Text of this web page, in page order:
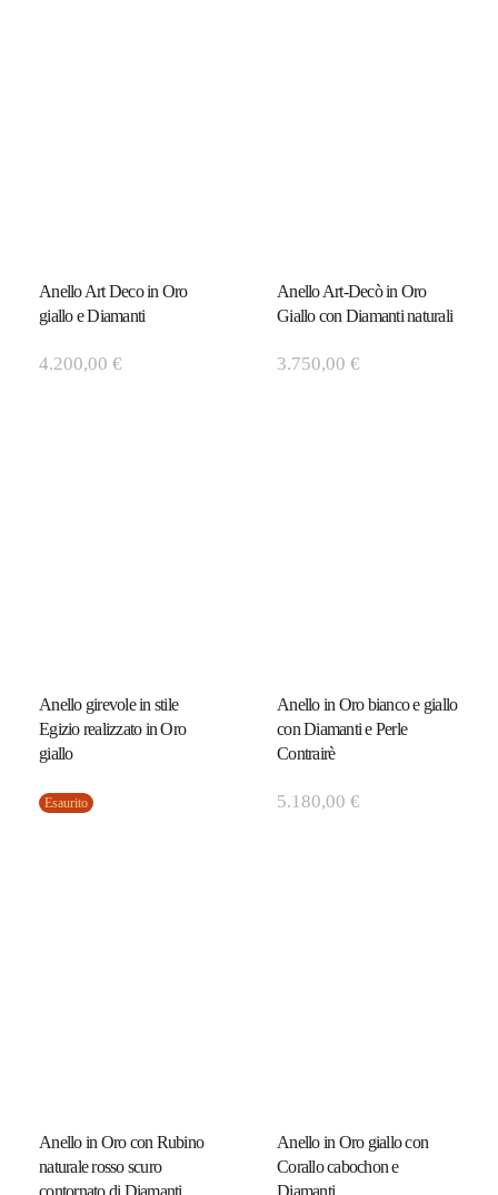
Anello Art Deco in Oro
giallo e Diamanti
4.200,00 €
Anello Art-Decò in Oro
Giallo con Diamanti naturali
3.750,00 €
Anello girevole in stile
Egizio realizzato in Oro
giallo
Esaurito
Anello in Oro bianco e giallo
con Diamanti e Perle
Contrairè
5.180,00 €
Anello in Oro con Rubino
naturale rosso scuro
contornato di Diamanti
Anello in Oro giallo con
Corallo cabochon e
Diamanti